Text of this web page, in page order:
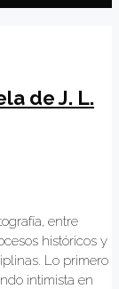
de J. L.
entre
históricos y
Lo primero
intimista en